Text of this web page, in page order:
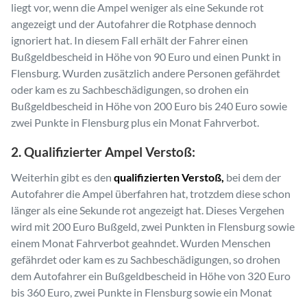
liegt vor, wenn die Ampel weniger als eine Sekunde rot
angezeigt und der Autofahrer die Rotphase dennoch
ignoriert hat. In diesem Fall erhält der Fahrer einen
Bußgeldbescheid in Höhe von 90 Euro und einen Punkt in
Flensburg. Wurden zusätzlich andere Personen gefährdet
oder kam es zu Sachbeschädigungen, so drohen ein
Bußgeldbescheid in Höhe von 200 Euro bis 240 Euro sowie
zwei Punkte in Flensburg plus ein Monat Fahrverbot.
2. Qualifizierter Ampel Verstoß:
Weiterhin gibt es den qualifizierten Verstoß, bei dem der
Autofahrer die Ampel überfahren hat, trotzdem diese schon
länger als eine Sekunde rot angezeigt hat. Dieses Vergehen
wird mit 200 Euro Bußgeld, zwei Punkten in Flensburg sowie
einem Monat Fahrverbot geahndet. Wurden Menschen
gefährdet oder kam es zu Sachbeschädigungen, so drohen
dem Autofahrer ein Bußgeldbescheid in Höhe von 320 Euro
bis 360 Euro, zwei Punkte in Flensburg sowie ein Monat